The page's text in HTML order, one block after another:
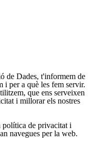
de Dades, t'informem de
i per a què les fem servir.
que ens serveixen
i millorar els nostres
política de privacitat i
navegues per la web.